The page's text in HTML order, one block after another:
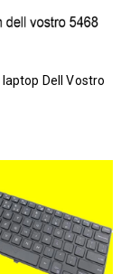
Dell Vostro